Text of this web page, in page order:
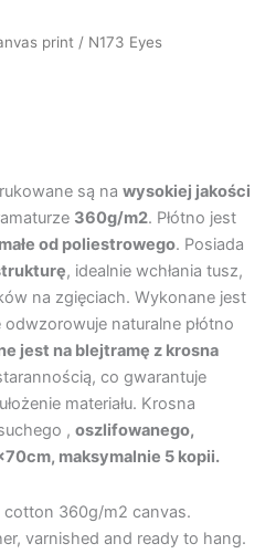
print / N173 Eyes
są na wysokiej jakości
360g/m2. Płótno jest
od poliestrowego. Posiada
, idealnie wchłania tusz,
na zgięciach. Wykonane jest
naturalne płótno
jest na blejtramę z krosna
co gwarantuje
materiału. Krosna
, oszlifowanego,
maksymalnie 5 kopii.
360g/m2 canvas.
varnished and ready to hang.